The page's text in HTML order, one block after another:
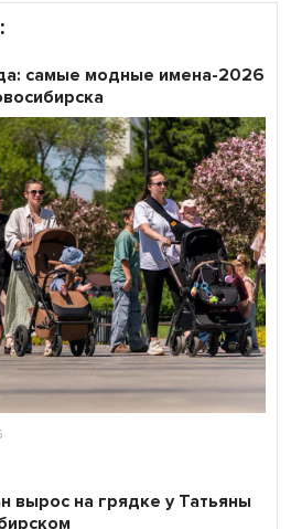
самые модные имена-2026
вырос на грядке у Татьяны